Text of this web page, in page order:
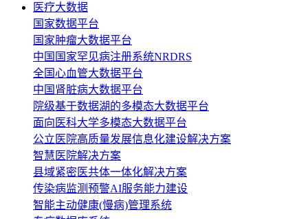
医疗大数据
国家数据平台
国家肿瘤大数据平台
中国国家罕见病注册系统NRDRS
全国心血管大数据平台
中国肾脏病大数据平台
院级基于数据湖的多模态大数据平台
面向医科大学多模态大数据平台
公立医院高质量发展信息化建设解决方案
智慧医院解决方案
县域紧密医共体一体化解决方案
传染病监测预警AI服务能力建设
智能主动健康(慢病)管理系统